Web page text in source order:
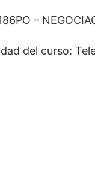
–
del curso: